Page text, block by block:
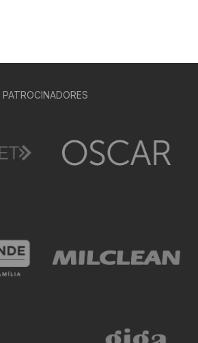
PATROCINADORES